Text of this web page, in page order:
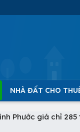
NHÀ ĐẤT CHO